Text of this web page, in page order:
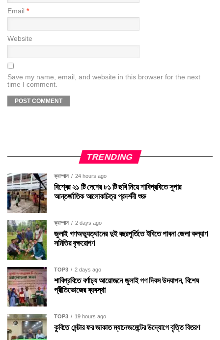
Email *
Website
Save my name, email, and website in this browser for the next
time I comment.
TRENDING
ক্যাম্পাস 24 hours ago
বিশ্বের ২১ টি দেশের ৮১ টি ছবি নিয়ে শাবিপ্রবিতে সুপার
আন্তর্জাতিক আলোকচিত্র প্রদর্শনী শুরু
ক্যাম্পাস 2 days ago
জুলাই গণঅভ্যুত্থানের দুই বছরপূর্তিতে ইবিতে পাবনা জেলা কল্যাণ
সমিতির বৃক্ষরোপণ
TOP3 2 days ago
শাবিপ্রবিতে বর্ণাঢ্য আয়োজনে জুলাই গণ দিবস উদযাপন, বিশেষ
প্রীতিভোজের ব্যবস্থা
TOP3 19 hours ago
কুবিতে সেন্টার ফর জাকাত ম্যানেজমেন্টের উদ্যোগে বৃত্তি বিতরণ